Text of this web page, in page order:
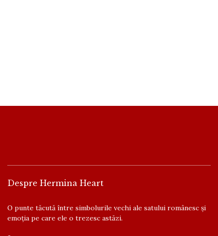
Despre Hermina Heart
O punte tăcută între simbolurile vechi ale satului românesc și
emoția pe care ele o trezesc astăzi.